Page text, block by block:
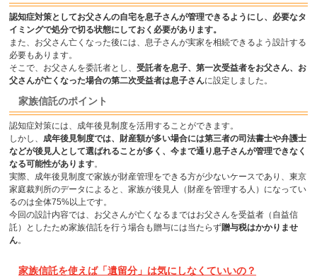
認知症対策としてお父さんの自宅を息子さんが管理できるようにし、必要なタ
イミングで処分で切る状態にしておく必要があります。
また、お父さん亡くなった後には、息子さんが実家を相続できるよう設計する
必要もあります。
そこで、お父さんを委託者とし、受託者を息子、第一次受益者をお父さん、お
父さんが亡くなった場合の第二次受益者は息子さんに設定しました。
家族信託のポイント
認知症対策には、成年後見制度を活用することができます。
しかし、 成年後見制度では、財産額が多い場合には第三者の司法書士や弁護士
などが後見人として選ばれることが多く、今まで通り息子さんが管理できなく
なる可能性があります。
実際、成年後見制度で家族が財産管理をできる方が少ないケースであり、東京
家庭裁判所のデータによると、家族が後見人（財産を管理する人）になってい
るのは全体75%以上です。
今回の設計内容では、お父さんが亡くなるまではお父さんを受益者（自益信
託）としたため家族信託を行う場合も贈与には当たらず贈与税はかかりませ
ん。
家族信託を使えば「遺留分」は気にしなくていいの？